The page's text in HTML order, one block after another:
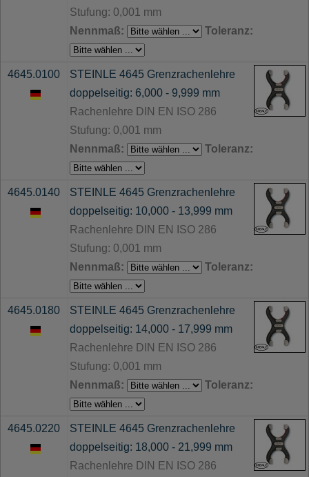
Stufung: 0,001 mm
Nennmaß:
Toleranz:
4645.0100
STEINLE 4645 Grenzrachenlehre
doppelseitig: 6,000 - 9,999 mm
Rachenlehre DIN EN ISO 286
Stufung: 0,001 mm
Nennmaß:
Toleranz:
4645.0140
STEINLE 4645 Grenzrachenlehre
doppelseitig: 10,000 - 13,999 mm
Rachenlehre DIN EN ISO 286
Stufung: 0,001 mm
Nennmaß:
Toleranz:
4645.0180
STEINLE 4645 Grenzrachenlehre
doppelseitig: 14,000 - 17,999 mm
Rachenlehre DIN EN ISO 286
Stufung: 0,001 mm
Nennmaß:
Toleranz:
4645.0220
STEINLE 4645 Grenzrachenlehre
doppelseitig: 18,000 - 21,999 mm
Rachenlehre DIN EN ISO 286